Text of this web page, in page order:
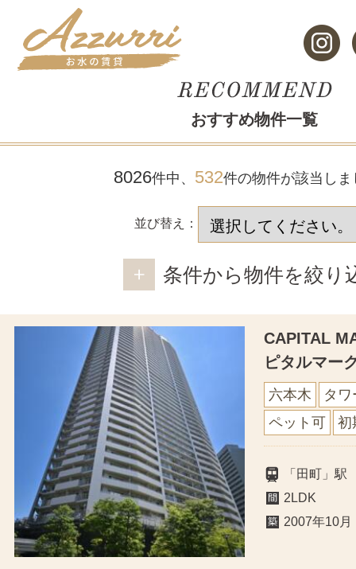
おすすめ物件一覧
8026件中、 532件の物件が該当しま
並び替え：
条件から物件を絞り
CAPITAL
ピタルマー
六本木
タ
ペット可
初
「田町」
2LDK
2007年10月